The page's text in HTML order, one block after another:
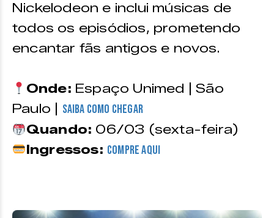
Nickelodeon e inclui músicas de
todos os episódios, prometendo
encantar fãs antigos e novos.
Onde: Espaço Unimed | São
Paulo | Saiba como chegar
Quando: 06/03 (sexta-feira)
Ingressos: Compre aqui